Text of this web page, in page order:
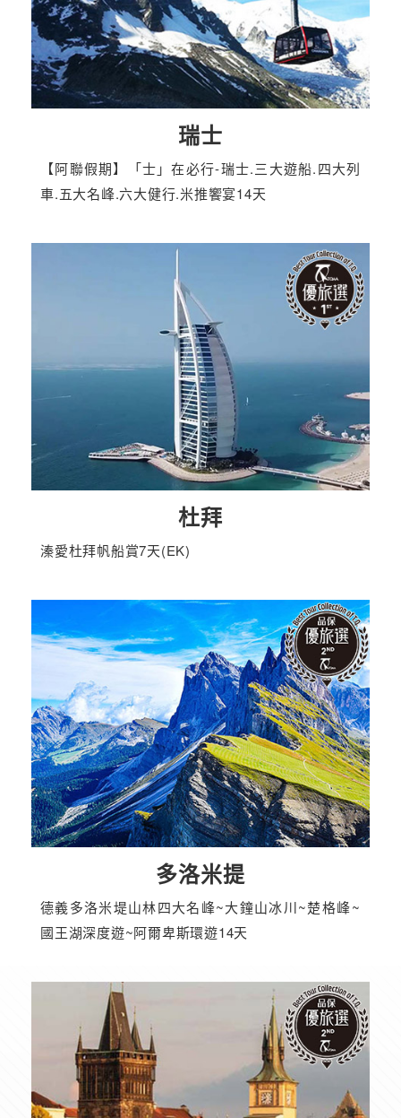
瑞士
【阿聯假期】「士」在必行-瑞士.三大遊船.四大列
車.五大名峰.六大健行.米推饗宴14天
杜拜
溱愛杜拜帆船賞7天(EK)
多洛米提
德義多洛米堤山林四大名峰~大鐘山冰川~楚格峰~
國王湖深度遊~阿爾卑斯環遊14天